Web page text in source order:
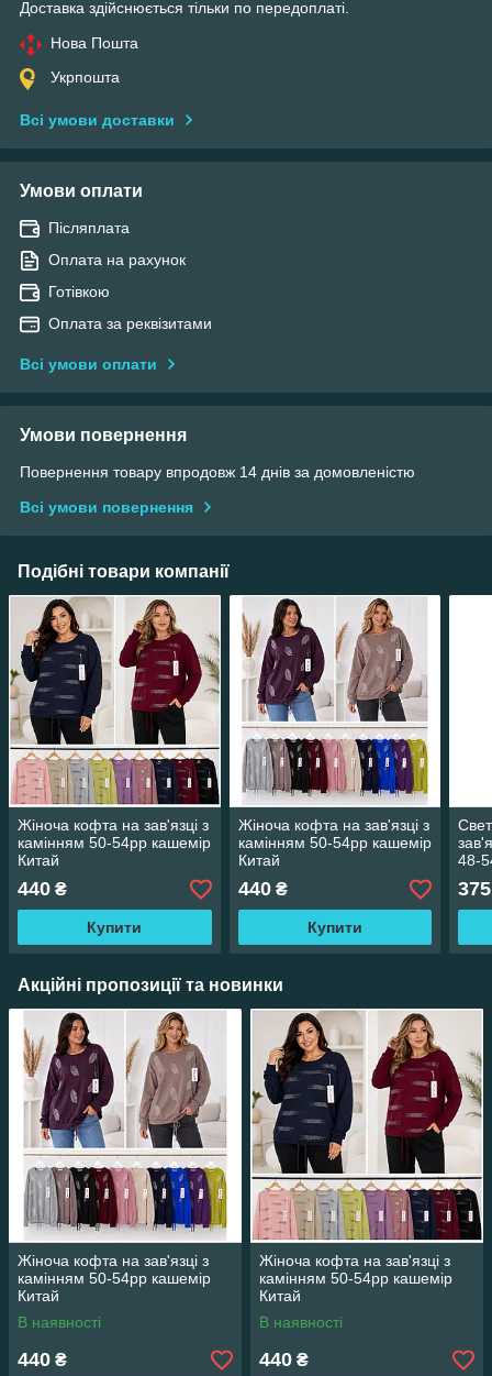
Доставка здійснюється тільки по передоплаті.
Нова Пошта
Укрпошта
Всі умови доставки
Умови оплати
Післяплата
Оплата на рахунок
Готівкою
Оплата за реквізитами
Всі умови оплати
Умови повернення
Повернення товару впродовж 14 днів за домовленістю
Всі умови повернення
Подібні товари компанії
Жіноча кофта на зав'язці з
камінням 50-54рр кашемір
Китай
440 ₴
Купити
Жіноча кофта на зав'язці з
камінням 50-54рр кашемір
Китай
440₴
Купити
48-
375
Акційні пропозиції та новинки
Жіноча кофта на зав'язці з
камінням 50-54рр кашемір
Китай
В наявності
440 ₴
Жіноча кофта на зав'язці з
камінням 50-54рр кашемір
Китай
В наявності
440 ₴